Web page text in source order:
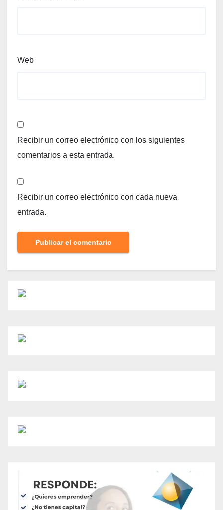
Web
Recibir un correo electrónico con los siguientes
comentarios a esta entrada.
Recibir un correo electrónico con cada nueva
entrada.